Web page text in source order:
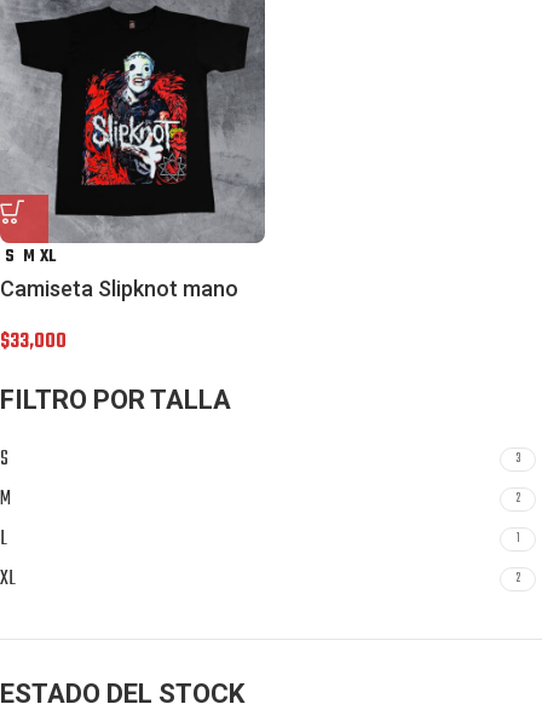
FILTRO POR TALLA
S 3
M 2
L 1
XL 2
ESTADO DEL STOCK
S M XL
Camiseta Slipknot mano
$33,000